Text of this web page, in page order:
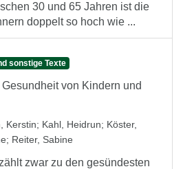
30 und 65 Jahren ist die
doppelt so hoch wie ...
sonstige Texte
von Kindern und
Kerstin; Kahl, Heidrun; Köster,
; Reiter, Sabine
zwar zu den gesündesten